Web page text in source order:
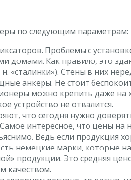
по следующим параметрам:
Проблемы с
домами. Как правило, это
«сталинки»). Стены в них
анкеры. Не стоит
можно крепить даже на
устройство не отвалится.
что сегодня нужно
интересное, что цены на
Ведь если продукция
немецкие марки, которые
продукции. Это средняя
качеством.